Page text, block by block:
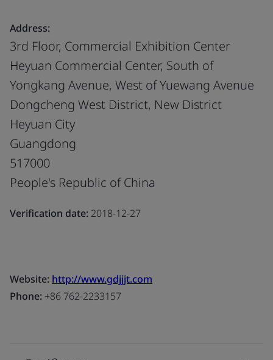
Address:
3rd Floor, Commercial Exhibition Center
Heyuan Commercial Center, South of
Yongkang Avenue, West of Yuewang Avenue
Dongcheng West District, New District
Heyuan City
Guangdong
517000
People's Republic of China
Verification date: 2018-12-27
Website: http://www.gdjjjt.com
Phone: +86 762-2233157